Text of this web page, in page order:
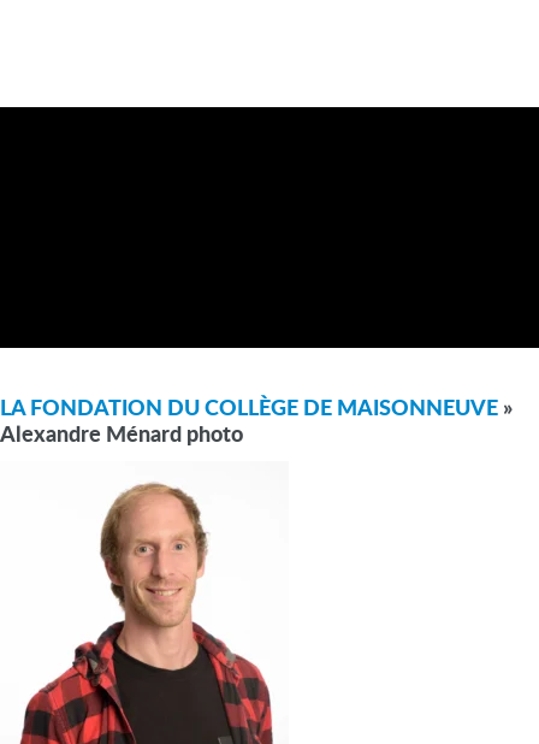
LA FONDATION DU COLLÈGE DE MAISONNEUVE »
Alexandre Ménard photo